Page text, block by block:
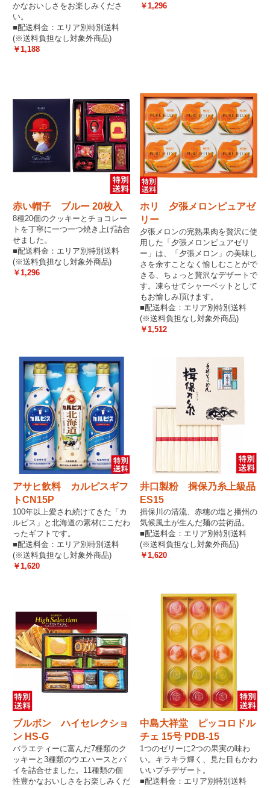
かなおいしさをお楽しみくださ
い。
■配送料金：エリア別特別送料
(※送料負担なし対象外商品)
￥1,188
￥1,296
赤い帽子 ブルー 20枚入
8種20個のクッキーとチョコレー
トを丁寧に一つ一つ焼き上げ詰合
せました。
■配送料金：エリア別特別送料
(※送料負担なし対象外商品)
￥1,296
ホリ 夕張メロンピュアゼ
リー
夕張メロンの完熟果肉を贅沢に使
用した「夕張メロンピュアゼリ
ー」は、「夕張メロン」の美味し
さを余すことなく愉しむことがで
きる、ちょっと贅沢なデザートで
す。凍らせてシャーベットとして
もお愉しみ頂けます。
■配送料金：エリア別特別送料
(※送料負担なし対象外商品)
￥1,512
アサヒ飲料 カルピスギフ
トCN15P
100年以上愛され続けてきた「カ
ルピス」と北海道の素材にこだわ
ったギフトです。
■配送料金：エリア別特別送料
(※送料負担なし対象外商品)
￥1,620
井口製粉 揖保乃糸上級品
ES15
揖保川の清流、赤穂の塩と播州の
気候風土が生んだ麺の芸術品。
■配送料金：エリア別特別送料
(※送料負担なし対象外商品)
￥1,620
ブルボン ハイセレクショ
ン HS-G
バラエティーに富んだ7種類のク
ッキーと3種類のウエハースとパ
イを詰合せました。11種類の個
性豊かなおいしさをお楽しみくだ
中島大祥堂 ピッコロドル
チェ 15号 PDB-15
1つのゼリーに2つの果実の味わ
い。キラキラ輝く、見た目もかわ
いいプチデザート。
■配送料金：エリア別特別送料